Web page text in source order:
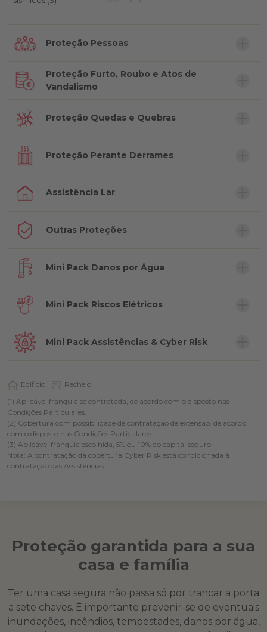
Proteção Pessoas
Proteção Furto, Roubo e Atos de
Vandalismo
Proteção Quedas e Quebras
Proteção Perante Derrames
Assistência Lar
Outras Proteções
Mini Pack Danos por Água
Mini Pack Riscos Elétricos
Mini Pack Assistências & Cyber Risk
Edificio |
Recheio
(1) Aplicável franquia se contratada, de acordo com o disposto nas
Condições Particulares.
(2) Cobertura com possibilidade de contratação de extensão, de acordo
com o disposto nas Condições Particulares.
(3) Aplicável franquia escolhida, 5% ou 10% do capital seguro.
Nota: A contratação da cobertura Cyber Risk está condicionada à
contratação das Assistências
Proteção garantida para a sua
casa e família
Ter uma casa segura não passa só por trancar a porta
a sete chaves. É importante prevenir-se de eventuais
inundações, incêndios, tempestades, danos por água,